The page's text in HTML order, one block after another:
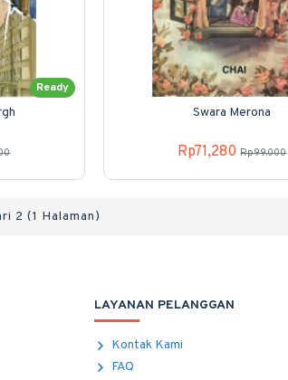
Ready
Swara Merona
Rp71,280 Rp99,000
2 (1 Halaman)
LAYANAN PELANGGAN
Kontak Kami
FAQ